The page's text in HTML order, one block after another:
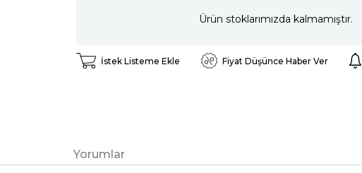
Ürün stoklarımızda kalmamıştır.
İstek Listeme Ekle Fiyat Düşünce Haber Ver
Yorumlar